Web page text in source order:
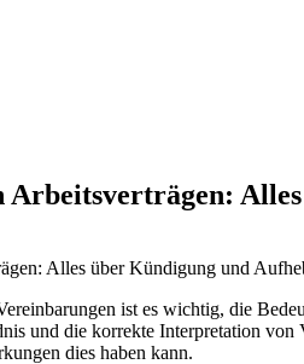
Arbeitsverträgen:
ist es wichtig, die
und die korrekte Interpretation
dies haben kann.